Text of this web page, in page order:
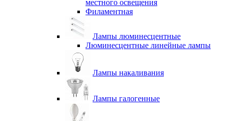
местного освещения
Филаментная
Лампы люминесцентные
Люминесцентные линейные лампы
Лампы накаливания
Лампы галогенные